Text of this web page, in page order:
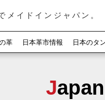
メイドインジャパン。
革 日本革市情報 日本のタ